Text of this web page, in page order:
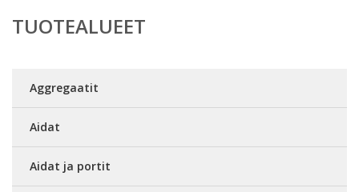
TUOTEALUEET
Aggregaatit
Aidat
Aidat ja portit